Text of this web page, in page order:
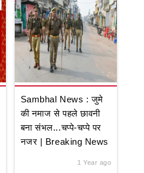
Sambhal News : जुमे
की नमाज से पहले छावनी
बना संभल...चप्पे-चप्पे पर
नजर | Breaking News
1 Year ago